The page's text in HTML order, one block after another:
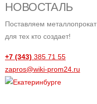
НОВОСТАЛЬ
Поставляем металлопрокат
для тех кто создает!
+7 (343) 385 71 55
zapros@wiki-prom24.ru